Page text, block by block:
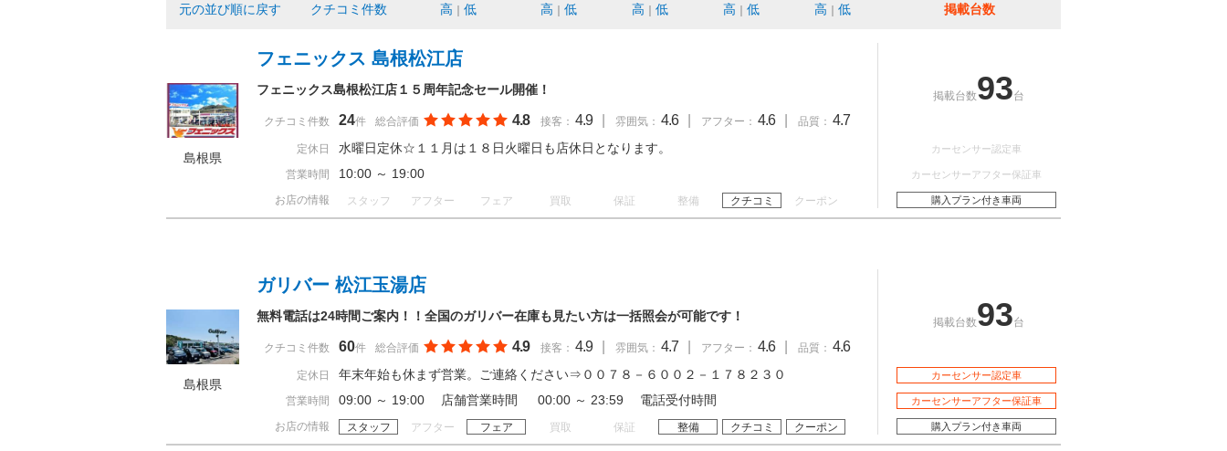
元の並び順に戻す クチコミ件数 高 低 高 低 高 低 高 低 高 低 掲載台数
島根県
フェニックス 島根松江店
フェニックス島根松江店１５周年記念セール開催！
クチコミ件数 24件 総合評価 4.8 接客： 4.9 雰囲気： 4.6 アフター： 4.6 品質： 4.7
定休日 水曜日定休☆１１月は１８日火曜日も店休日となります。
営業時間 10:00 ～ 19:00
お店の情報 スタッフ アフター フェア 買取 保証 整備 クチコミ クーポン
掲載台数93台
カーセンサー認定車
カーセンサーアフター保証車
購入プラン付き車両
島根県
ガリバー 松江玉湯店
無料電話は24時間ご案内！！全国のガリバー在庫も見たい方は一括照会が可能です！
クチコミ件数 60件 総合評価 4.9 接客： 4.9 雰囲気： 4.7 アフター： 4.6 品質： 4.6
定休日 年末年始も休まず営業。ご連絡ください⇒００７８－６００２－１７８２３０
営業時間 09:00 ～ 19:00 店舗営業時間 00:00 ～ 23:59 電話受付時間
お店の情報 スタッフ アフター フェア 買取 保証 整備 クチコミ クーポン
掲載台数93台
カーセンサー認定車
カーセンサーアフター保証車
購入プラン付き車両